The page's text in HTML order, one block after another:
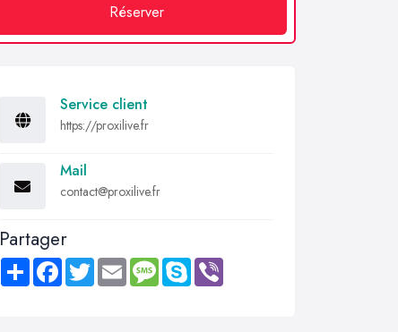
Réserver
Service client
https://proxilive.fr
Mail
contact@proxilive.fr
Partager
Share FacebookTwitter Email MessageSkype